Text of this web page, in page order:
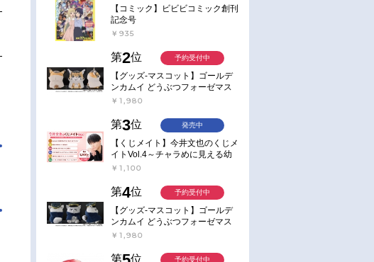
【コミック】ビビビコミック創刊
記念号
￥935
第2位
【グッズ-マスコット】ゴールデ
ンカムイ どうぶつフォーゼマス
コット 4.尾形百之助【再販】
￥1,980
予約受付中
第3位
【くじメイト】今井文也のくじメ
イトVol.4～チャラめに見える幼
馴染、実は一途で独占欲が強いん
￥1,100
発売中
第4位
【グッズ-マスコット】ゴールデ
ンカムイ どうぶつフォーゼマス
コット 5.月島軍曹【再販】
￥1,980
予約受付中
第 位 予約受付中